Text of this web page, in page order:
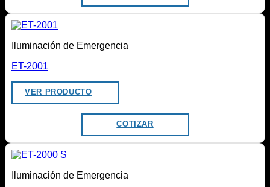
Iluminación de Emergencia
ET-2001
VER PRODUCTO
COTIZAR
Iluminación de Emergencia